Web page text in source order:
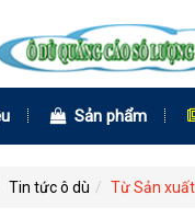
Sản phẩm
Tin tức ô dù Từ Sản